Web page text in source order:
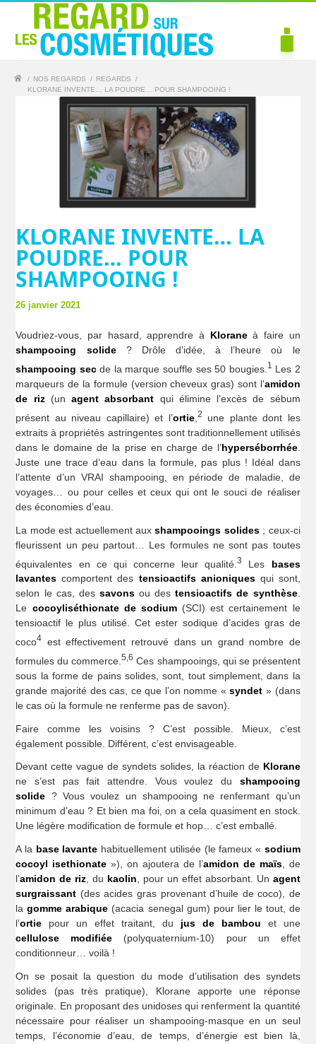
/ NOS REGARDS / REGARDS
/
KLORANE INVENTE… LA POUDRE… POUR SHAMPOOING !
KLORANE INVENTE… LA
POUDRE… POUR
SHAMPOOING !
26 janvier 2021
Voudriez-vous, par hasard, apprendre à Kloraneà faire un
shampooing solide? Drôle d’idée, à l’heure où le
shampooing secde la marque souffle ses 50 bougies. 1
Les 2
marqueurs de la formule (version cheveux gras) sont l’amidon
de riz(unagent absorbant qui élimine l’excès de sébum
présent au niveau capillaire) et l’ortie, 2
une plante dont les
extraits à propriétés astringentes sont traditionnellement utilisés
dans le domaine de la prise en charge de l’hyperséborrhée.
Juste une trace d’eau dans la formule, pas plus ! Idéal dans
l’attente d’un VRAI shampooing, en période de maladie, de
voyages… ou pour celles et ceux qui ont le souci de réaliser
des économies d’eau.
La mode est actuellement auxshampooings solides; ceux-ci
fleurissent un peu partout… Les formules ne sont pas toutes
équivalentes en ce qui concerne leur qualité.3 Les bases
lavantes comportent des tensioactifs anioniquesqui sont,
selon le cas, des savonsou destensioactifs de synthèse.
Le cocoyliséthionate de sodium(SCI) est certainement le
tensioactif le plus utilisé. Cet ester sodique d’acides gras de
coco4
est effectivement retrouvé dans un grand nombre de
formules du commerce.5,6 Ces shampooings, qui se présentent
sous la forme de pains solides, sont, tout simplement, dans la
grande majorité des cas, ce que l’on nomme «syndet » (dans
le cas où la formule ne renferme pas de savon).
Faire comme les voisins ? C’est possible. Mieux, c’est
également possible. Différent, c’est envisageable.
Devant cette vague de syndets solides, la réaction de Klorane
ne s’est pas fait attendre. Vous voulez du shampooing
solide ? Vous voulez un shampooing ne renfermant qu’un
minimum d’eau ? Et bien ma foi, on a cela quasiment en stock.
Une légère modification de formule et hop… c’est emballé.
A la base lavante habituellement utilisée (le fameux « sodium
cocoyl isethionate »), on ajoutera de l’amidon de maïs, de
l’amidon de riz, du kaolin, pour un effet absorbant. Un agent
surgraissant (des acides gras provenant d’huile de coco), de
lagomme arabique (acacia senegal gum) pour lier le tout, de
l’ortie pour un effet traitant, du jus de bambou et une
cellulose modifiée (polyquaternium-10) pour un effet
conditionneur… voilà !
On se posait la question du mode d’utilisation des syndets
solides (pas très pratique), Klorane apporte une réponse
originale. En proposant des unidoses qui renferment la quantité
nécessaire pour réaliser un shampooing-masque en un seul
temps, l’économie d’eau, de temps, d’énergie est bien là,